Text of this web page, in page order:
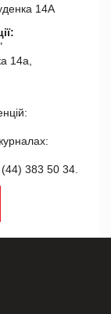
14А
14а,
383 50 34.